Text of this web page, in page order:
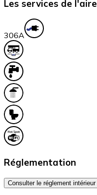
Les services de l'aire
306A
Réglementation
Consulter le réglement intérieur